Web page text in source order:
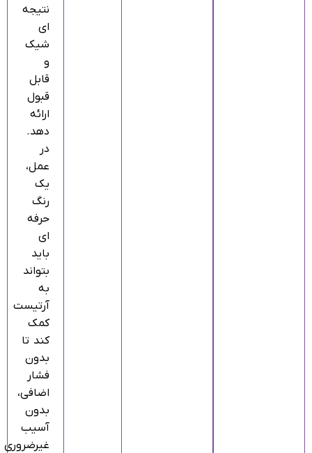
نتیجه‌
ای
شیک
و
قابل‌
قبول
ارائه
دهد.
در
عمل،
یک
رنگ
حرفه‌
ای
باید
بتواند
به
آرتیست
کمک
کند تا
بدون
فشار
اضافی،
بدون
آسیب
غیرضروری